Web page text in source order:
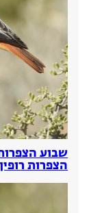
שבוע
הצפרות רופין